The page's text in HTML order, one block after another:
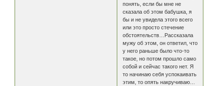
понять, если бы мне не
сказала об этом бабушка, я
бы и не увидела этого всего
или это просто стечение
обстоятельств…Рассказала
мужу об этом, он ответил, что
у него раньше было что-то
такое, но потом прошло само
собой и сейчас такого нет. Я
то начинаю себя успокаивать
этим, то опять накручиваю…